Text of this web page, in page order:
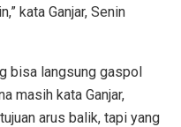
kata Ganjar, Senin
bisa langsung gaspol
masih kata Ganjar,
arus balik, tapi yang